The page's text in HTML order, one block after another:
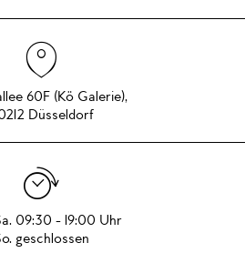
60F (Kö Galerie),
Düsseldorf
09:30 - 19:00 Uhr
geschlossen